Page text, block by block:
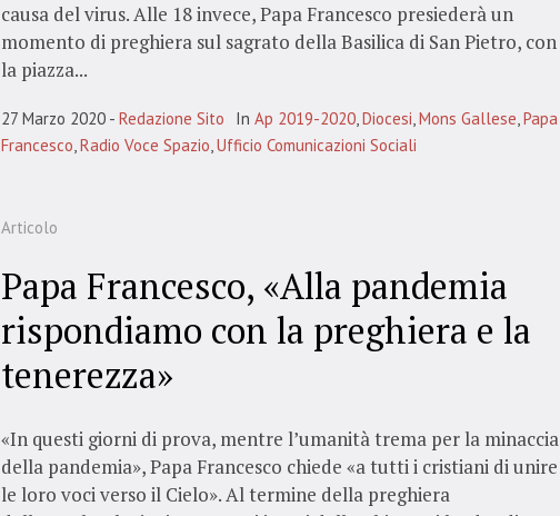
causa del virus. Alle 18 invece, Papa Francesco presiederà un
momento di preghiera sul sagrato della Basilica di San Pietro, con
la piazza...
27 Marzo 2020 Redazione Sito In Ap 2019-2020,Diocesi,Mons Gallese,Papa
Francesco,Radio Voce Spazio,Ufficio Comunicazioni Sociali
Articolo
Papa Francesco, «Alla pandemia
rispondiamo con la preghiera e la
tenerezza»
«In questi giorni di prova, mentre l’umanità trema per la minaccia
della pandemia», Papa Francesco chiede «a tutti i cristiani di unire
le loro voci verso il Cielo». Al termine della preghiera